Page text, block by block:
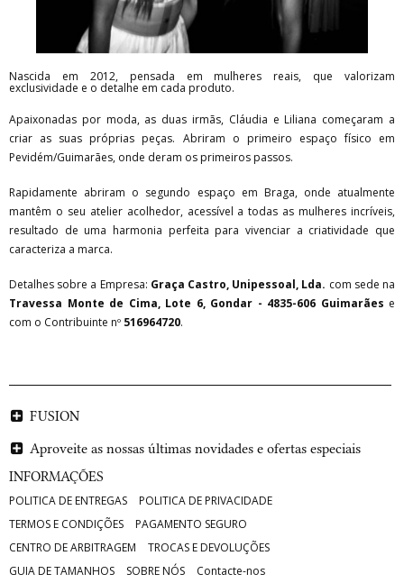
Nascida em 2012, pensada em mulheres reais, que valorizam
exclusividade e o detalhe em cada produto.
Apaixonadas por moda, as duas irmãs, Cláudia e Liliana começaram a
criar as suas próprias peças. Abriram o primeiro espaço físico em
Pevidém/Guimarães, onde deram os primeiros passos.
Rapidamente abriram o segundo espaço em Braga, onde atualmente
mantêm o seu atelier acolhedor, acessível a todas as mulheres incríveis,
resultado de uma harmonia perfeita para vivenciar a criatividade que
caracteriza a marca.
Detalhes sobre a Empresa: Graça Castro, Unipessoal, Lda. com sede na
Travessa Monte de Cima, Lote 6, Gondar - 4835-606 Guimarães e
com o Contribuinte nº 516964720.
FUSION
Aproveite as nossas últimas novidades e ofertas especiais
INFORMAÇÕES
POLITICA DE ENTREGAS
POLITICA DE PRIVACIDADE
TERMOS E CONDIÇÕES
PAGAMENTO SEGURO
CENTRO DE ARBITRAGEM
TROCAS E DEVOLUÇÕES
GUIA DE TAMANHOS
SOBRE NÓS Contacte-nos